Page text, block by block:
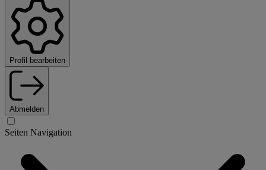
Profil bearbeiten
Abmelden
Seiten Navigation